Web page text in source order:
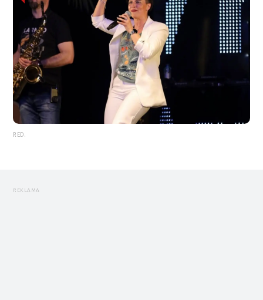
RED.
REKLAMA